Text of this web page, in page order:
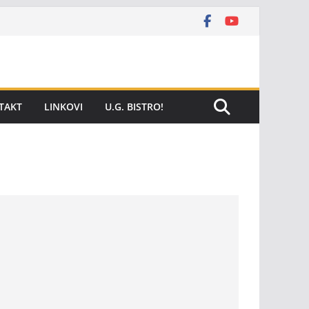
LINKOVI U.G. BISTRO!